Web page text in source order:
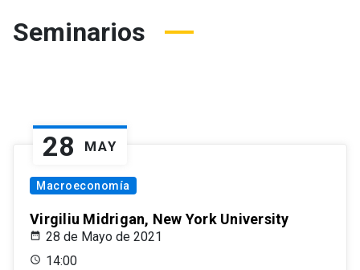
Seminarios
28 MAY
Macroeconomía
Virgiliu Midrigan, New York University
28 de Mayo de 2021
14:00